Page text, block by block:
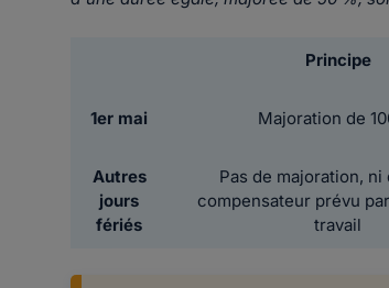
Principe
1er mai Majoration de
Autres
jours
fériés
Pas de majoration, ni
compensateur prévu
travail